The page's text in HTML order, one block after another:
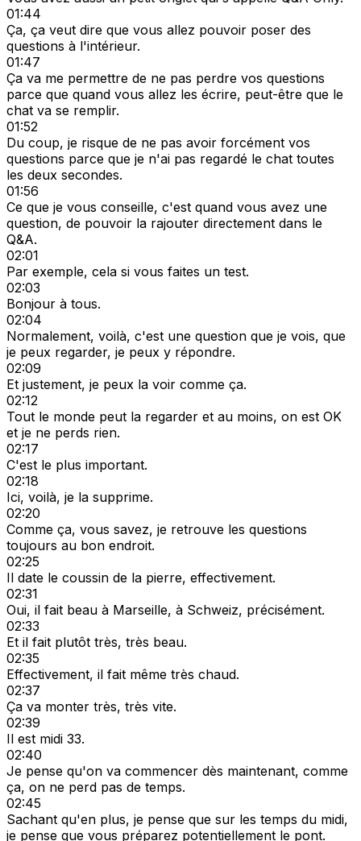
01:44
Ça, ça veut dire que vous allez pouvoir poser des
questions à l'intérieur.
01:47
Ça va me permettre de ne pas perdre vos questions
parce que quand vous allez les écrire, peut-être que le
chat va se remplir.
01:52
Du coup, je risque de ne pas avoir forcément vos
questions parce que je n'ai pas regardé le chat toutes
les deux secondes.
01:56
Ce que je vous conseille, c'est quand vous avez une
question, de pouvoir la rajouter directement dans le
Q&A.
02:01
Par exemple, cela si vous faites un test.
02:03
Bonjour à tous.
02:04
Normalement, voilà, c'est une question que je vois, que
je peux regarder, je peux y répondre.
02:09
Et justement, je peux la voir comme ça.
02:12
Tout le monde peut la regarder et au moins, on est OK
et je ne perds rien.
02:17
C'est le plus important.
02:18
Ici, voilà, je la supprime.
02:20
Comme ça, vous savez, je retrouve les questions
toujours au bon endroit.
02:25
Il date le coussin de la pierre, effectivement.
02:31
Oui, il fait beau à Marseille, à Schweiz, précisément.
02:33
Et il fait plutôt très, très beau.
02:35
Effectivement, il fait même très chaud.
02:37
Ça va monter très, très vite.
02:39
Il est midi 33.
02:40
Je pense qu'on va commencer dès maintenant, comme
ça, on ne perd pas de temps.
02:45
Sachant qu'en plus, je pense que sur les temps du midi,
je pense que vous préparez potentiellement le pont.